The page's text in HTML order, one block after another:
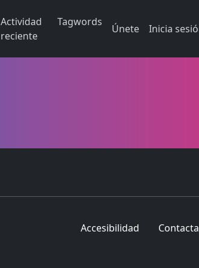
Actividad
reciente
Tagwords
Únete Inicia
Accesibilidad